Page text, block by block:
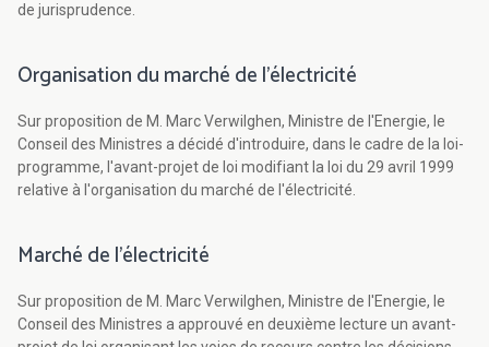
de jurisprudence.
Organisation du marché de l'électricité
Sur proposition de M. Marc Verwilghen, Ministre de l'Energie, le
Conseil des Ministres a décidé d'introduire, dans le cadre de la loi-
programme, l'avant-projet de loi modifiant la loi du 29 avril 1999
relative à l'organisation du marché de l'électricité.
Marché de l'électricité
Sur proposition de M. Marc Verwilghen, Ministre de l'Energie, le
Conseil des Ministres a approuvé en deuxième lecture un avant-